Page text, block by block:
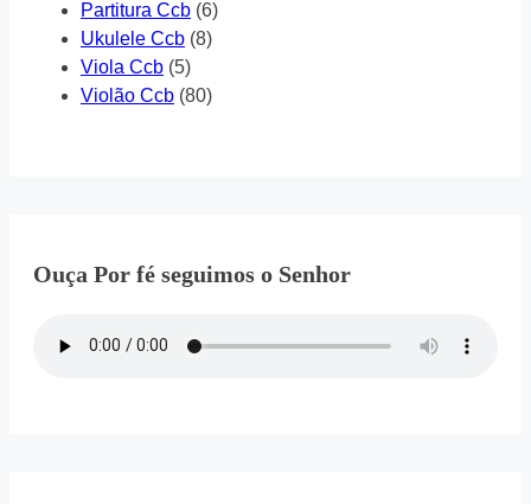
Partitura Ccb (6)
Ukulele Ccb (8)
Viola Ccb (5)
Violão Ccb (80)
Ouça Por fé seguimos o Senhor